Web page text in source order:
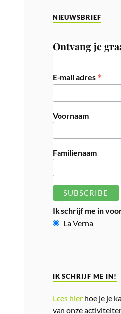
NIEUWSBRIEF
Ontvang je
E-mail adres *
Voornaam
Familienaam
Ik schrijf me in
La Verna
IK SCHRIJF ME IN!
Lees hier hoe je je
van onze